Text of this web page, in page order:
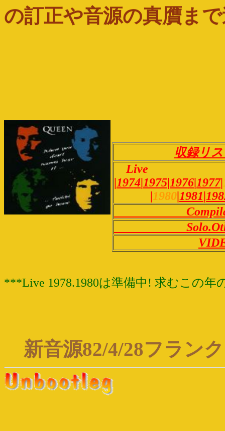
の訂正や音源の真贋ま
収録リ
Live
|1974|1975|1976|1977|
|1980|1981|
***Live 1978.1980は準備中! 求むこの年
新音源82/4/28フラン